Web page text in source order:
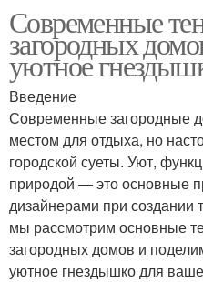
Современные
загородных
уютное
Введение
Современные загородные
местом для отдыха, но
городской суеты. Уют,
природой — это основные
дизайнерами при создании
мы рассмотрим основные
загородных домов и
уютное гнездышко для